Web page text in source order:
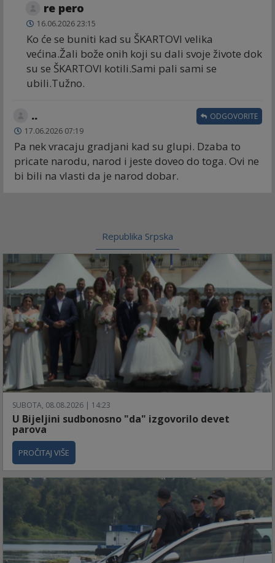
re pero
16.06.2026 23:15
Ko će se buniti kad su ŠKARTOVI velika
većina.Žali bože onih koji su dali svoje živote dok
su se ŠKARTOVI kotili.Sami pali sami se
ubili.Tužno.
..
17.06.2026 07:19
Pa nek vracaju gradjani kad su glupi. Dzaba to
pricate narodu, narod i jeste doveo do toga. Ovi ne
bi bili na vlasti da je narod dobar.
ODGOVORITE
Republika Srpska
SUBOTA, 08.08.2026 | 14:23
U Bijeljini sudbonosno "da" izgovorilo devet
parova
PROČITAJ VIŠE